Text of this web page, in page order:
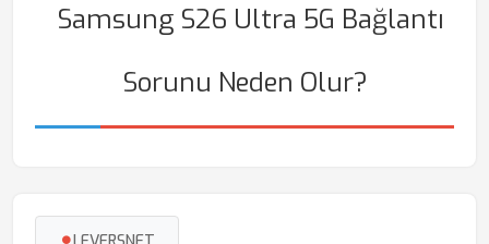
Samsung S26 Ultra 5G Bağlantı
Sorunu Neden Olur?